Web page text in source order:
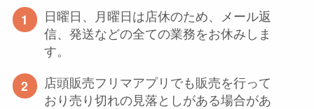
日曜日、月曜日は店休のため、メール返
信、発送などの全ての業務をお休みしま
す。
店頭販売フリマアプリでも販売を行って
おり売り切れの見落としがある場合があ